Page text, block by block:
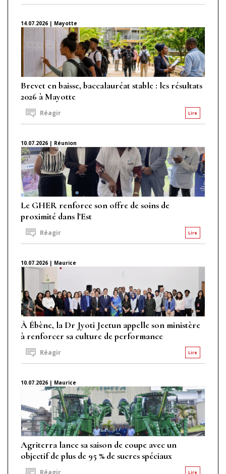
14.07.2026 | Mayotte
Brevet en baisse, baccalauréat stable : les résultats
2026 à Mayotte
Lire
Réagir
10.07.2026 | Réunion
Le GHER renforce son offre de soins de
proximité dans l'Est
Lire
Réagir
10.07.2026 | Maurice
À Ébène, la Dr Jyoti Jeetun appelle son ministère
à renforcer sa culture de performance
Lire
Réagir
10.07.2026 | Maurice
Agriterra lance sa saison de coupe avec un
objectif de plus de 95 % de sucres spéciaux
Lire
Réagir